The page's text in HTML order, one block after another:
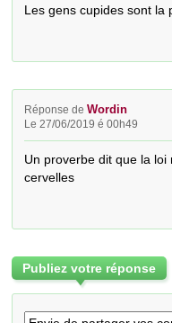
Les gens cupides sont la
Réponse deWordin
Le 27/06/2019 é 00h49
Un proverbe dit que la
cervelles
Publiez votre réponse